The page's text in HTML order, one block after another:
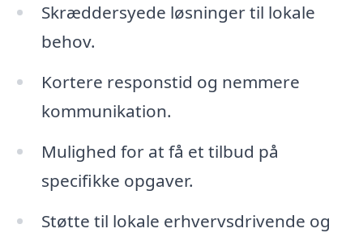
Skræddersyede løsninger til lokale
behov.
Kortere responstid og nemmere
kommunikation.
Mulighed for at få et tilbud på
specifikke opgaver.
Støtte til lokale erhvervsdrivende og